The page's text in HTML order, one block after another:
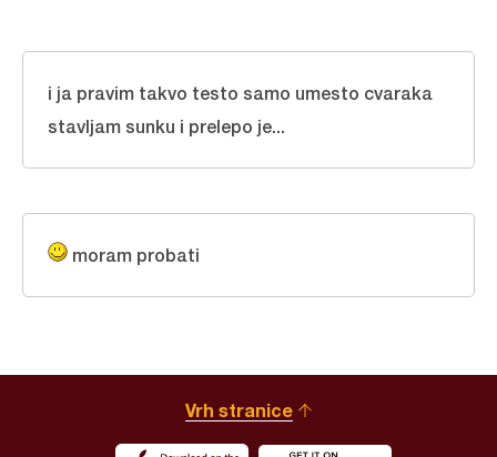
i ja pravim takvo testo samo umesto cvaraka
stavljam sunku i prelepo je...
moram probati
Vrh stranice